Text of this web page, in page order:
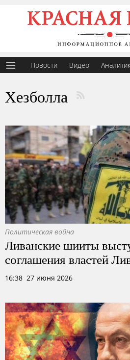
Новости Видео
Хезболла
Политическая война
Ливанские шииты
соглашения властей
16:38 27 июня 2026